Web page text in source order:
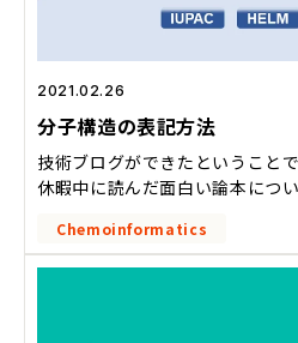
2021.02.26
分子構造の表記方法
技術ブログができたということ
休暇中に読んだ面白い論本につ
Chemoinformatics